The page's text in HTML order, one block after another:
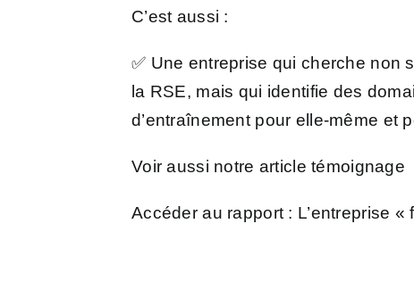
C’est aussi :
✅ Une entreprise qui cherche non
la RSE, mais qui identifie des
d’entraînement pour elle-même et
Voir aussi notre article témoignage
Accéder au rapport : L’entreprise «